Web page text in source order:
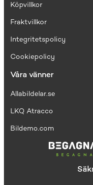
Köpvillkor
Fraktvillkor
Integritetspolicy
Cookiepolicy
Våra vänner
Allabildelar.se
LKQ Atracco
Bildemo.com